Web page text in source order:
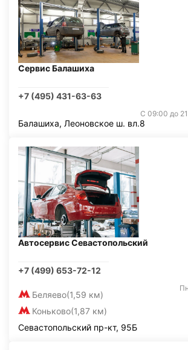
Сервис Балашиха
+7 (495) 431-63-63
С 09:00 до
Балашиха, Леоновское ш. вл.8
Автосервис Севастопольский
+7 (499) 653-72-12
Беляево(1,59 км)
Коньково(1,87 км)
Севастопольский пр-кт, 95Б